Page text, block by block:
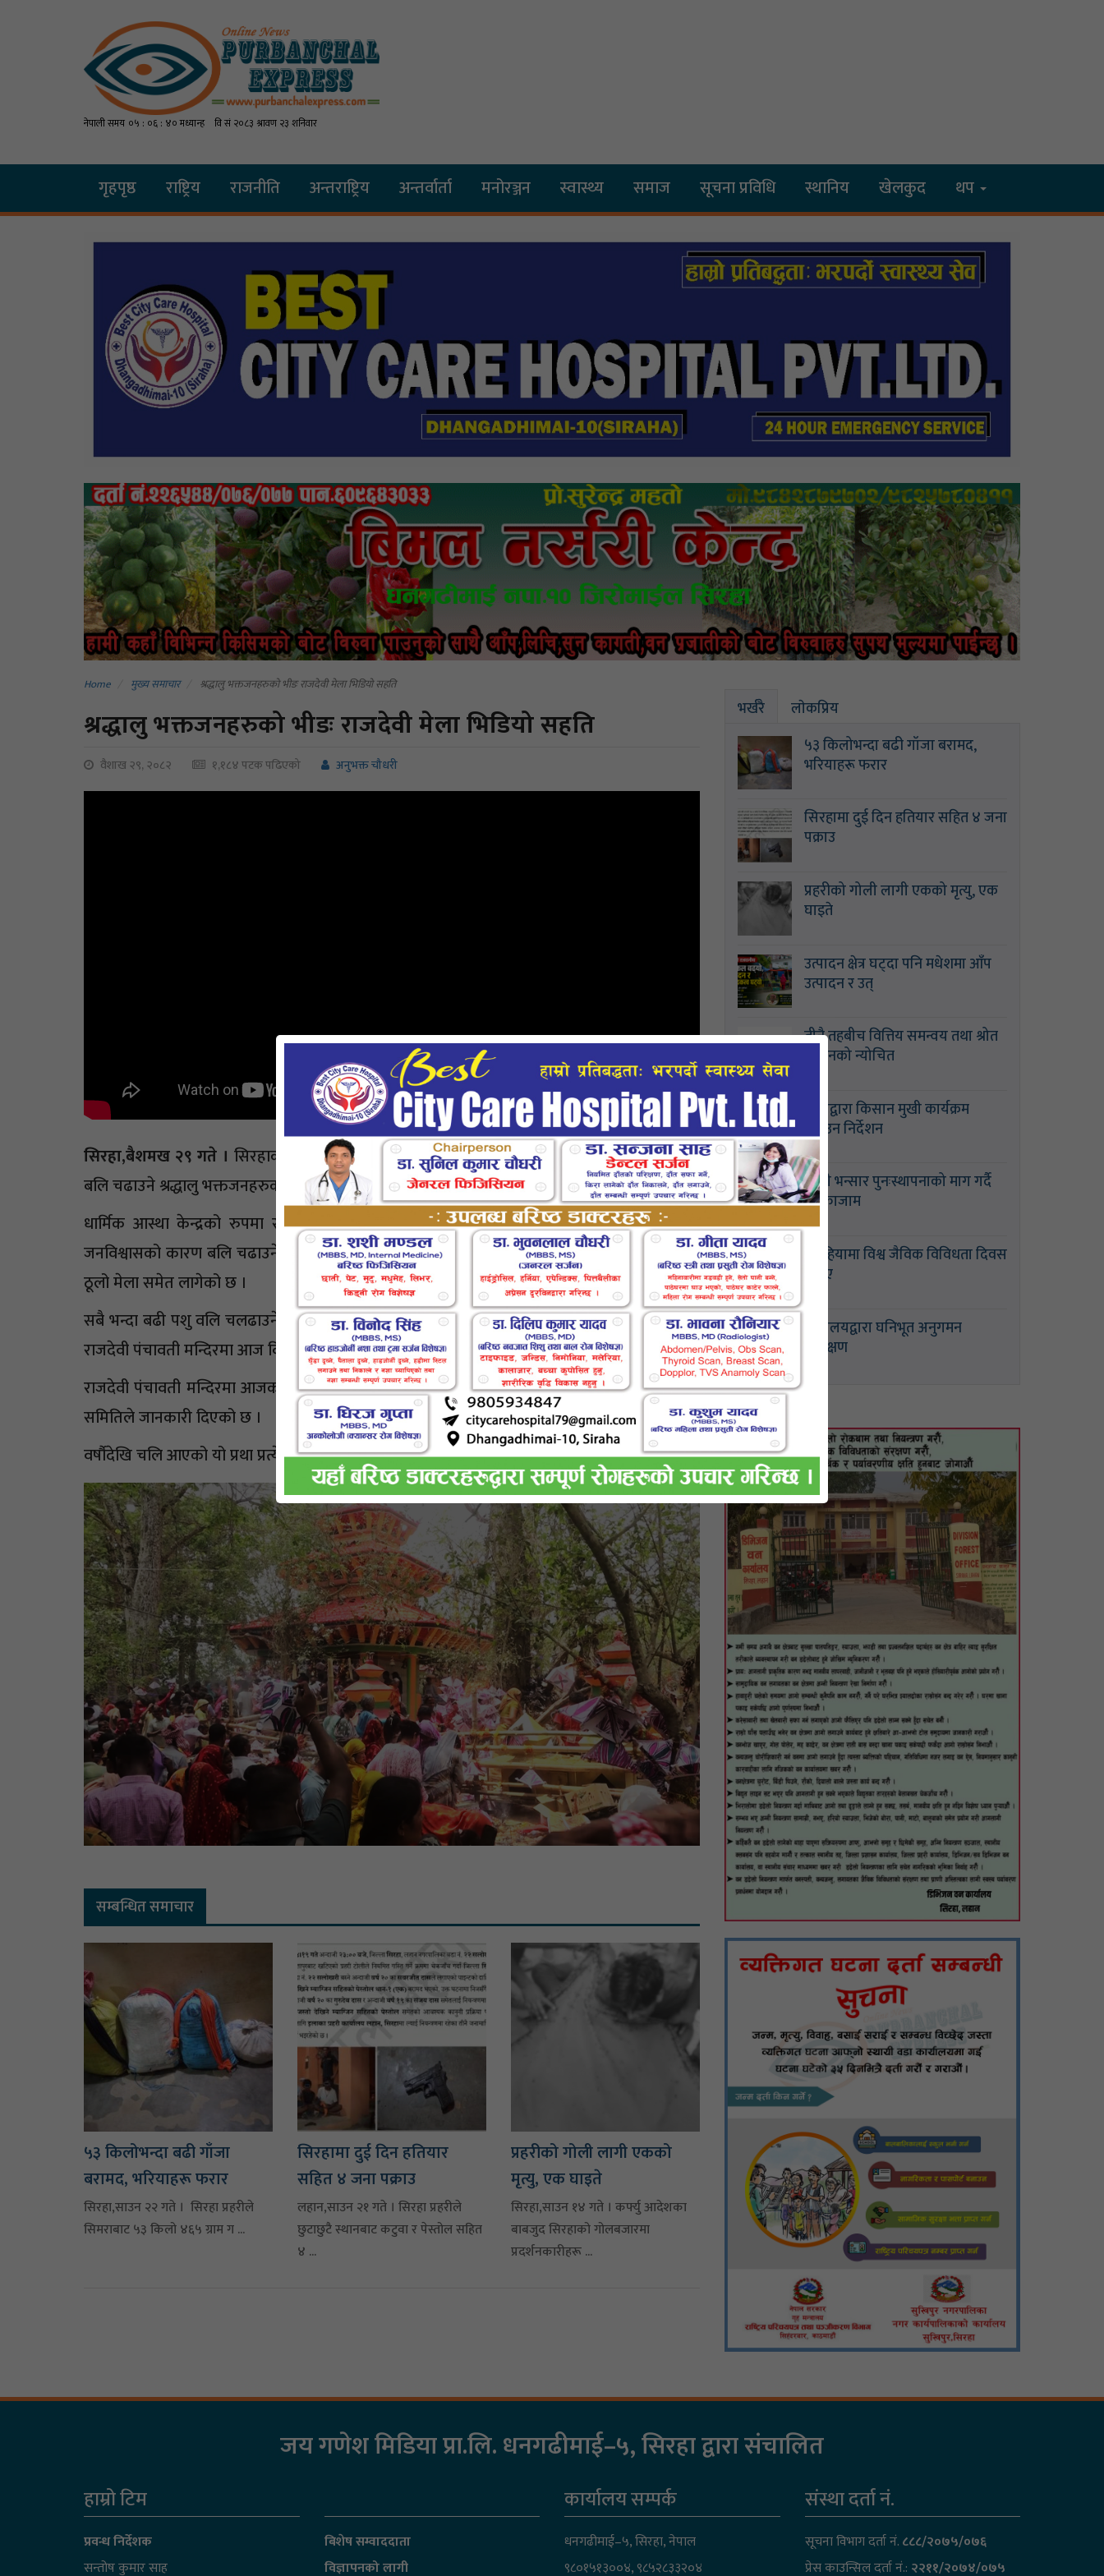
गृहपृष्ठ राष्ट्रिय राजनीति अन्तराष्ट्रिय अन्तर्वार्ता मनोरञ्जन स्वास्थ्य समाज सूचना प्रविधि स्थानिय खेलकुद थप
Home मुख्य समाचार श्रद्धालु भक्तजनहरुको भीडः राजदेवी मेला भिडियो सहति
श्रद्धालु भक्तजनहरुको भीडः राजदेवी मेला भिडियो सहति
वैशाख २९, २०८२ १,१८४ पटक पढिएको अनुभक्त चौधरी
सिरहा,बैशमख २९ गते । सिरहाको लहान नगरपालिका वडा नं. १५ ढोढनास्थित राजदेवी पंचावती मन्दिरमा
बलि चढाउने श्रद्धालु भक्तजनहरुको भीड लागेको छ ।
धार्मिक आस्था केन्द्रको रुपमा रहेको पंचावती मन्दिरमा आजको दिन भाकल पूरा गरे मनोकामना पूरा
जनविश्वासको कारण बलि चढाउने र भाकल गर्ने श्रद्धालुहरुको भीड लागेको कारणले पनि आजको दिन यहाँ
ठूलो मेला समेत लागेको छ ।
सबै भन्दा बढी पशु वलि चलढाउने बाराको गढिमाई मन्दिर पछिको दोस्रो ठुलो बलि चढाउनेको रुपमा रहेको
राजदेवी पंचावती मन्दिरमा आज विदेशबाट असंख्य रुपमा श्रद्धालुहरुको भीड लागेको हो ।
राजदेवी पंचावती मन्दिरमा आजको दिन करिव बीस हजारको हाराहारीमा पशु बलि चढेकोे मेला व्यवस्थापन
समितिले जानकारी दिएको छ ।
वर्षौदेखि चलि आएको यो प्रथा प्रत्येक वर्ष बढोत्तरी हुँदै गएको वताइएको छ ।
सम्बन्धित समाचार
५३ किलोभन्दा बढी गाँजा
बरामद, भरियाहरू फरार
सिरहा,साउन २२ गते । सिरहा प्रहरीले
सिमराबाट ५३ किलो ४६५ ग्राम ग ...
सिरहामा दुई दिन हतियार
सहित ४ जना पक्राउ
लहान,साउन २१ गते । सिरहा प्रहरीले
छुटाछुटै स्थानबाट कटुवा र पेस्तोल सहित
४ ...
प्रहरीको गोली लागी एकको
मृत्यु, एक घाइते
सिरहा,साउन १४ गते । कर्फ्यु आदेशका
बाबजुद सिरहाको गोलबजारमा
प्रदर्शनकारीहरू ...
भर्खरै
लाेकप्रिय
५३ किलोभन्दा बढी गाँजा बरामद,
भरियाहरू फरार
सिरहामा दुई दिन हतियार सहित ४ जना
पक्राउ
प्रहरीको गोली लागी एकको मृत्यु, एक
घाइते
उत्पादन क्षेत्र घट्दा पनि मधेशमा आँप
उत्पादन र उत्
तीनै तहबीच वित्तिय समन्वय तथा श्रोत
साधनको न्योचित
मन्त्रीद्वारा किसान मुखी कार्यक्रम
ल्याउन निर्देशन
छोटी भन्सार पुनःस्थापनाको माग गर्दै
चक्काजाम
बसहियामा विश्व जैविक विविधता दिवस
मनाए
मन्त्रालयद्वारा घनिभूत अनुगमन
निरीक्षण
जय गणेश मिडिया प्रा.लि. धनगढीमाई–५, सिरहा द्वारा संचालित
हाम्रो टिम
प्रवन्ध निर्देशक
सन्तोष कुमार साह
बिशेष सम्वाददाता
विज्ञापनको लागी
कार्यालय सम्पर्क
धनगढीमाई–५, सिरहा, नेपाल
९८०१५१३००४, ९८५२८३३२०४
संस्था दर्ता नं.
सूचना विभाग दर्ता नं.८८८/२०७५/०७६
प्रेस काउन्सिल दर्ता नं.: २२११/२०७४/०७५